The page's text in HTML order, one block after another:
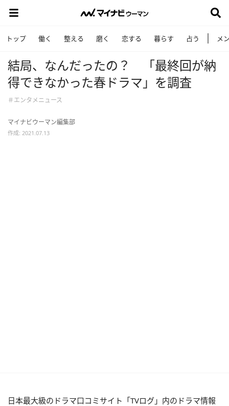
トップ 働く 整える 磨く 恋する 暮らす 占う メ
結局、なんだったの？ 「最終回が納
得できなかった春ドラマ」を調査
＃エンタメニュース
マイナビウーマン編集部
作成: 2021.07.13
日本最大級のドラマ口コミサイト「TVログ」内のドラマ情報